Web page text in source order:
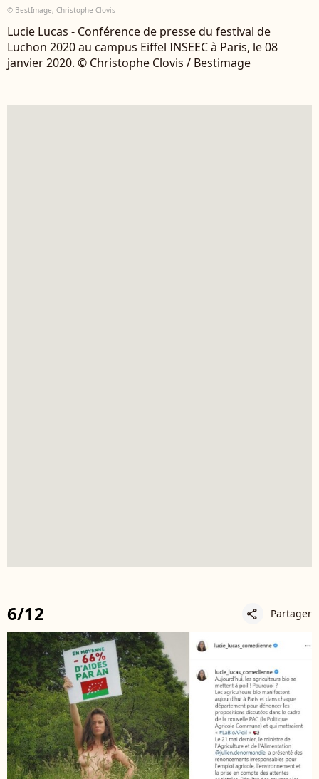
© BestImage, Christophe Clovis
Lucie Lucas - Conférence de presse du festival de
Luchon 2020 au campus Eiffel INSEEC à Paris, le 08
janvier 2020. © Christophe Clovis / Bestimage
6/12 share Partager